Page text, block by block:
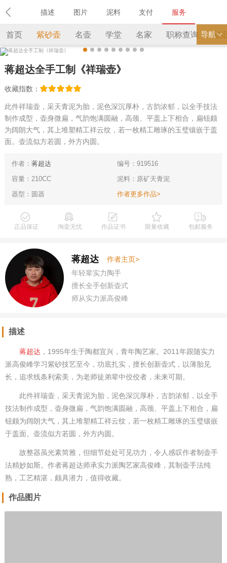
导航
首页 紫砂壶 名壶 学堂 名家 职称查询 鉴
蒋超达全手工制《祥瑞壶》
收藏指数：
此件祥瑞壶，采天青泥为胎，泥色深沉厚朴，古韵浓郁，以全手技法
制作成型，壶身微扁，气韵饱满圆融，高颈、平盖上下相合，扁钮颇
为阔朗大气，其上堆塑精工祥云纹，若一枚精工雕琢的玉璧镶嵌于盖
面。壶流似方若圆，外方内圆。
作者： 蒋超达
编号：919516
容量：210CC
泥料：原矿天青泥
器型：圆器
作者更多作品>
正品保证 淘壶无忧 作品证书 限量收藏 包邮服务
蒋超达
作者主页>
年轻辈实力陶手
擅长全手创新壶式
师从实力派高俊峰
描述 图片 泥料 支付 服务
描述
蒋超达 ，1995年生于陶都宜兴，青年陶艺家。2011年跟随实力
派高俊峰学习紫砂技艺至今，功底扎实，擅长创新壶式，以薄胎见
长，追求线条利索美，为老师徒弟辈中佼佼者，未来可期。
此件祥瑞壶，采天青泥为胎，泥色深沉厚朴，古韵浓郁，以全手
技法制作成型，壶身微扁，气韵饱满圆融，高颈、平盖上下相合，扁
钮颇为阔朗大气，其上堆塑精工祥云纹，若一枚精工雕琢的玉璧镶嵌
于盖面。壶流似方若圆，外方内圆。
故整器虽光素简雅，但细节处处可见功力，令人感叹作者制壶手
法精妙如斯。作者蒋超达师承实力派陶艺家高俊峰，其制壶手法纯
熟，工艺精湛，颇具潜力，值得收藏。
作品图片